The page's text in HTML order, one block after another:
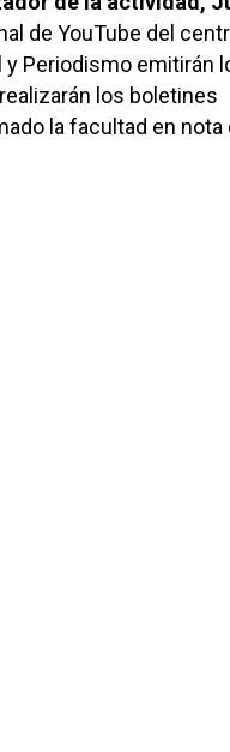
de YouTube del
Periodismo emitirán
realizarán los boletines
la facultad en nota